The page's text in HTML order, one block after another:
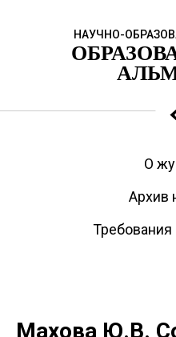
НАУЧНО-
О
Архив
Требования
Махова Ю.В.